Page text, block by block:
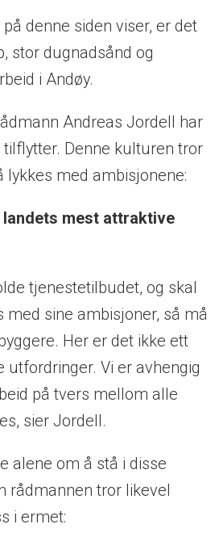
hvert år de siste tre
å vokse med 100
dette tiåret.
med mange behov,
viktig. Olsen har
fra
av at
i takt med
Da er både kapasitet
sier han.
særlig satsing på
Neste område er
for Andøya Space.
som er viktig
kan bli flere titalls
direktørMartin
ambisjonene slik:
ansatte. I løpet av den
skal vi kunne vokse
veldig sterk interesse
Men det er en stor
de riktige
aller helst folk som vil bo i
er som Andøya Space
kommunen som
også taktskiftet der.
på mer satsing og
rekruttering,
denne siden viser, er det
stor dugnadsånd og
i Andøy.
Andreas Jordell har
Denne kulturen tror
lykkes med ambisjonene:
landets mest attraktive
tjenestetilbudet, og skal
sine ambisjoner, så må
Her er det ikke ett
utfordringer. Vi er avhengig
på tvers mellom alle
sier Jordell.
alene om å stå i disse
rådmannen tror likevel
i ermet: